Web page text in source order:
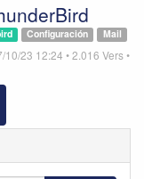
Mail
Configuración
10/23 12:24 •2.016 Vers•